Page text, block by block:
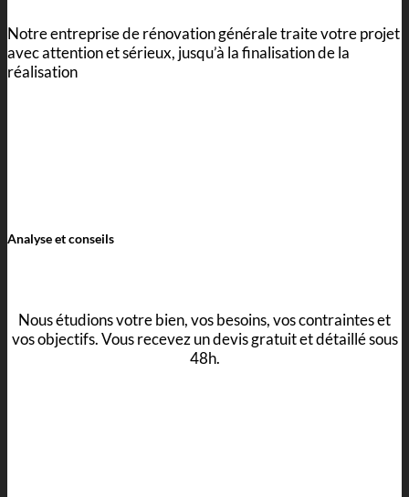
Notre entreprise de rénovation générale traite votre projet
avec attention et sérieux, jusqu’à la finalisation de la
réalisation
Analyse et conseils
Nous étudions votre bien, vos besoins, vos contraintes et
vos objectifs. Vous recevez un devis gratuit et détaillé sous
48h.